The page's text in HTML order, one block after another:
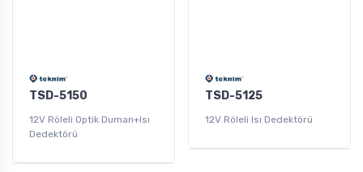
TSD-5150
12V Röleli Optik Duman+Isı
Dedektörü
TSD-5125
12V Röleli Isı Dedektörü